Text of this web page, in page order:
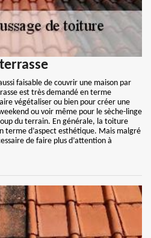
faisable de couvrir une maison par
est très demandé en terme
végétaliser ou bien pour créer une
ou voir même pour le sèche-linge
du terrain. En générale, la toiture
terme d’aspect esthétique. Mais malgré
de faire plus d’attention à